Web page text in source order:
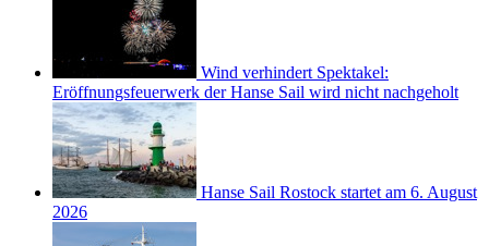
Wind verhindert Spektakel:
Eröffnungsfeuerwerk der Hanse Sail wird nicht nachgeholt
Hanse Sail Rostock startet am 6. August
2026